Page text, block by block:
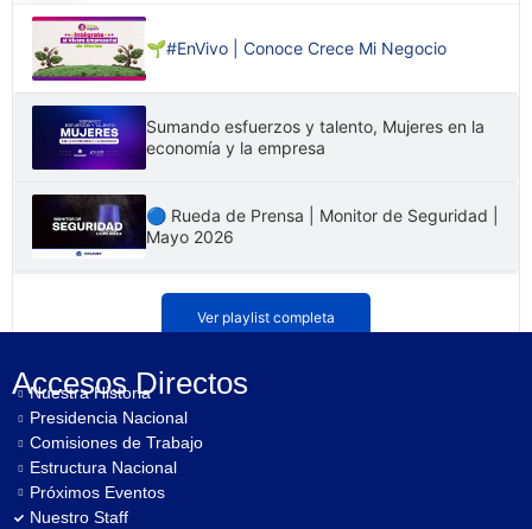
🌱#EnVivo | Conoce Crece Mi Negocio
Sumando esfuerzos y talento, Mujeres en la
economía y la empresa
🔵 Rueda de Prensa | Monitor de Seguridad |
Mayo 2026
🔵🇲🇽🇺🇸 #EnVivo: Presentación de Resultados
de la Gira de Coparmex a Washington DC
🔵🏝️ #EnVivo - Convenio de Colaboración
por el Sector Turístico
nueva plataforma para impulsar empresas
Ver playlist completa
Accesos Directos
Nuestra Historia
Presidencia Nacional
Comisiones de Trabajo
Estructura Nacional
Próximos Eventos
Nuestro Staff